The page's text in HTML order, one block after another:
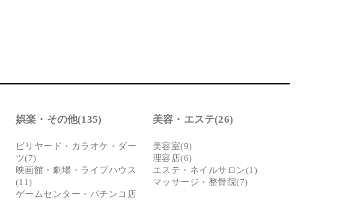
娯楽・その他(135)
ビリヤード・カラオケ・ダー
ツ(7)
映画館・劇場・ライブハウス
(11)
ゲームセンター・パチンコ店
美容・エステ(26)
美容室(9)
理容店(6)
エステ・ネイルサロン(1)
マッサージ・整骨院(7)